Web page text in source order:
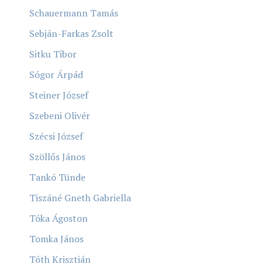
Schauermann Tamás
Sebján-Farkas Zsolt
Sitku Tibor
Sógor Árpád
Steiner József
Szebeni Olivér
Szécsi József
Szöllős János
Tankó Tünde
Tiszáné Gneth Gabriella
Tóka Ágoston
Tomka János
Tóth Krisztián